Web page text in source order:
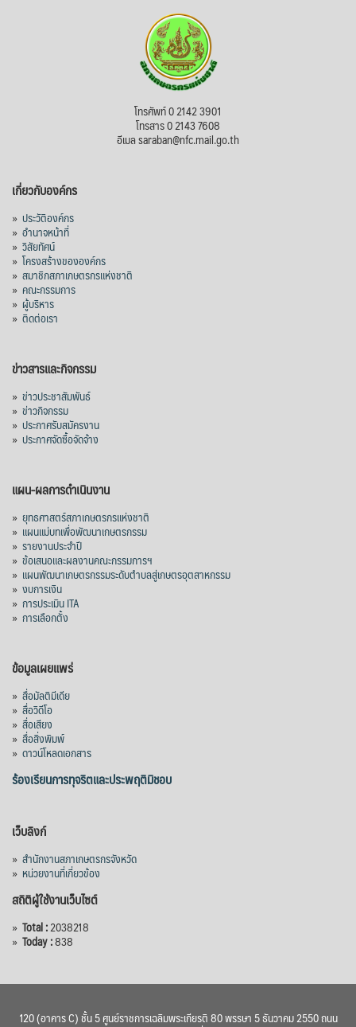
ไม่สามารถดูเนื้อหานี้ได้ในขณะนี้
สภาเกษตรกรแห่งชาติ
กรมการค้าต่างประเทศ กระทรวงพาณิชย์ เปิด
ไทยในช่วง 6 เดือนของปี 2569 (ม.ค.-มิ.ย.) มี
1,205 ล้านดอลลาร์สหรัฐ (ประมาณ
38,003.15 ล้านบาท) ลดลง 27.69%
ปรับตัวลดลงตามสภาวะเศรษฐกิจและการค้า
โลก โดยตลาดส่งออกสำคัญ จีน ส่งออกได้
1.52 ล้านตัน ลด 61.71%
ส่งออกมันครึ่งปี 69 ปริมาณ 2.52 ล้านตัน
ลด 51.63% ยังดีที่ราคาขายดีกว่าปีก่อน
mgronline.com
View on Facebook
สภาเกษตรกรแห่งชาติ
2 days ago
คณะรัฐมนตรี อนุมัติโครงการอ่างเก็บน้ำ
คลองวังโตนด วงเงิน 7,200 ล้านบาท สะท้อน
ผลสำเร็จการผลักดันข้อเสนอเชิงนโยบายของ
เมื่อวันที่ 5 สิงหาคม 2569 คณะรัฐมนตรีมีมติ
อนุมัติโครงการอ่างเก็บน้ำคลองวังโตนด
จังหวัดจันทบุรี กรอบวงเงิน 7,200 ล้านบาท
กำหนดระยะเวลาดำเนินงาน 7 ปี (พ.ศ. 2570–
2576) โดยโครงการมีความจุ 99.50 ล้าน
ลูกบาศก์เมตร สามารถสนับสนุนพื้นที่
ชลประทานกว่า 87,700 ไร่ เพิ่ม
View on Facebook
โทรศัพท์ 0 2142 3901
โทรสาร 0 2143 7608
อีเมล saraban@nfc.mail.go.th
เกี่ยวกับองค์กร
» ประวัติองค์กร
» อำนาจหน้าที่
» วิสัยทัศน์
» โครงสร้างขององค์กร
» สมาชิกสภาเกษตรกรแห่งชาติ
» คณะกรรมการ
» ผู้บริหาร
» ติดต่อเรา
ข่าวสารและกิจกรรม
» ข่าวประชาสัมพันธ์
» ข่าวกิจกรรม
» ประกาศรับสมัครงาน
» ประกาศจัดซื้อจัดจ้าง
แผน-ผลการดำเนินงาน
» ยุทธศาสตร์สภาเกษตรกรแห่งชาติ
» แผนแม่บทเพื่อพัฒนาเกษตรกรรม
» รายงานประจำปี
» ข้อเสนอและผลงานคณะกรรมการฯ
» แผนพัฒนาเกษตรกรรมระดับตำบลสู่เกษตรอุตสาหกรรม
» งบการเงิน
» การประเมิน ITA
» การเลือกตั้ง
ข้อมูลเผยแพร่
» สื่อมัลติมีเดีย
» สื่อวิดีโอ
» สื่อเสียง
» สื่อสิ่งพิมพ์
» ดาวน์โหลดเอกสาร
ร้องเรียนการทุจริตและประพฤติมิชอบ
เว็บลิงก์
» สำนักงานสภาเกษตรกรจังหวัด
» หน่วยงานที่เกี่ยวข้อง
สถิติผู้ใช้งานเว็บไซต์
» Total :2038218
» Today :838
120 (อาคาร C) ชั้น 5 ศูนย์ราชการเฉลิมพระเกียรติ 80 พรรษา 5 ธันวาคม 2550 ถนน